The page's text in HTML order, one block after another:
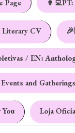
Page
CV
/ EN:
and Gatherings
Loja